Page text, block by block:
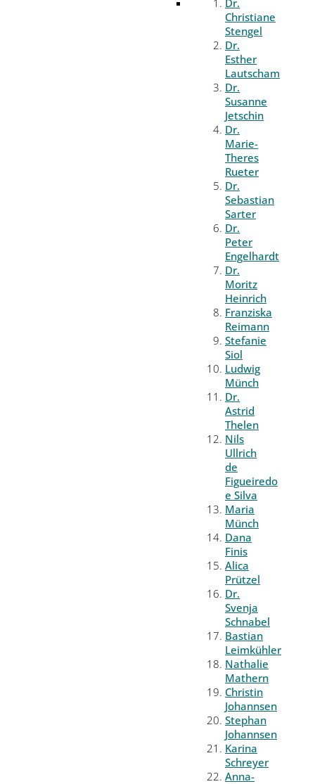
Dr.
Christiane
Stengel
Dr.
Esther
Lautscham
Dr.
Susanne
Jetschin
Dr.
Marie-
Theres
Rueter
Dr.
Sebastian
Sarter
Dr.
Peter
Engelhardt
Dr.
Moritz
Heinrich
Franziska
Reimann
Stefanie
Siol
Ludwig
Münch
Dr.
Astrid
Thelen
Nils
Ullrich
de
Figueiredo
e Silva
Maria
Münch
Dana
Finis
Alica
Prützel
Dr.
Svenja
Schnabel
Bastian
Leimkühler
Nathalie
Mathern
Christin
Johannsen
Stephan
Johannsen
Karina
Schreyer
Anna-